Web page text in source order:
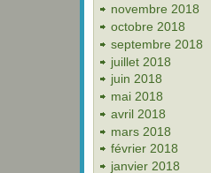
novembre 2018
octobre 2018
septembre 2018
juillet 2018
juin 2018
mai 2018
avril 2018
mars 2018
février 2018
janvier 2018